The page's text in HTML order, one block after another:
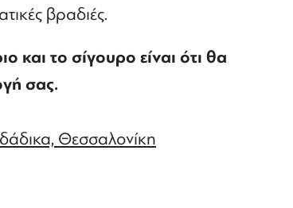
βραδιές.
και το σίγουρο είναι ότι θα
σας.
Θεσσαλονίκη